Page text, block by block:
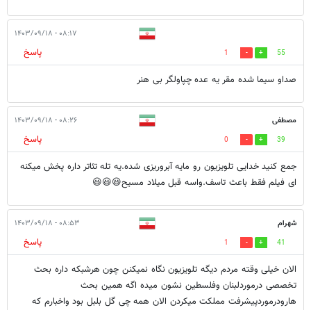
۰۸:۱۷ - ۱۴۰۳/۰۹/۱۸
55
1
پاسخ
صداو سیما شده مقر یه عده چپاولگر بی هنر
مصطفی ۰۸:۲۶ - ۱۴۰۳/۰۹/۱۸
39
0
پاسخ
جمع کنید خدایی تلویزیون رو مایه آبروریزی شده.یه تله تئاتر داره پخش میکنه
ای فیلم فقط باعث تاسف.واسه قبل میلاد مسیح😃😃😃
شهرام ۰۸:۵۳ - ۱۴۰۳/۰۹/۱۸
41
1
پاسخ
الان خیلی وقته مردم دیگه تلویزیون نگاه نمیکنن چون هرشبکه داره بحث
تخصصی درموردلبنان وفلسطین نشون میده اگه همین بحث
هارودرموردپیشرفت مملکت میکردن الان همه چی گل بلبل بود واخبارم که